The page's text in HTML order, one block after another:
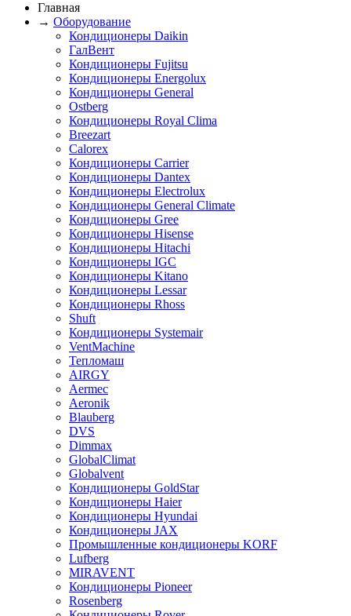
Главная
→ Оборудование
Кондиционеры Daikin
ГалВент
Кондиционеры Fujitsu
Кондиционеры Energolux
Кондиционеры General
Ostberg
Кондиционеры Royal Clima
Breezart
Calorex
Кондиционеры Carrier
Кондиционеры Dantex
Кондиционеры Electrolux
Кондиционеры General Climate
Кондиционеры Gree
Кондиционеры Hisense
Кондиционеры Hitachi
Кондиционеры IGC
Кондиционеры Kitano
Кондиционеры Lessar
Кондиционеры Rhoss
Shuft
Кондиционеры Systemair
VentMachine
Тепломаш
AIRGY
Aermec
Aeronik
Blauberg
DVS
Dimmax
GlobalClimat
Globalvent
Кондиционеры GoldStar
Кондиционеры Haier
Кондиционеры Hyundai
Кондиционеры JAX
Промышленные кондиционеры KORF
Lufberg
MIRAVENT
Кондиционеры Pioneer
Rosenberg